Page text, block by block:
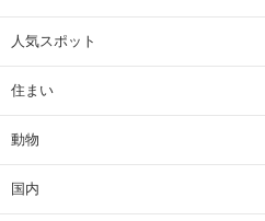
人気スポット
住まい
動物
国内